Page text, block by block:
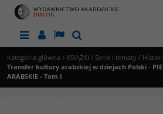
MenuPanelLangSzukaj
Kategoria główna / KSIĄŻKI / Serie i tematy /
Transfer kultury arabskiej w dziejach Polski -
ARABSKIE - Tom I